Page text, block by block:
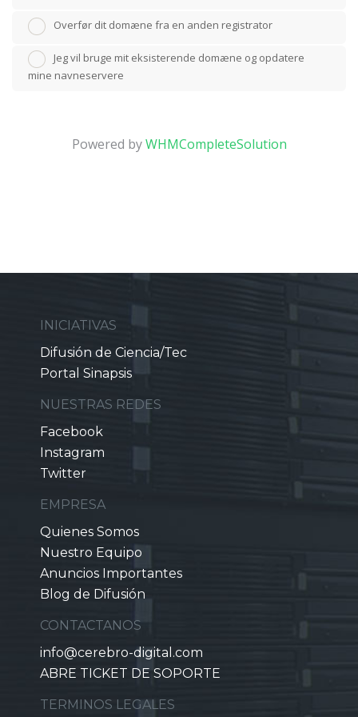
Overfør dit domæne fra en anden registrator
Jeg vil bruge mit eksisterende domæne og opdatere
mine navneservere
Powered byWHMCompleteSolution
INICIATIVAS
Difusión de Ciencia/Tec
Portal Sinapsis
NUESTRAS REDES
Facebook
Instagram
Twitter
EMPRESA
Quienes Somos
Nuestro Equipo
Anuncios Importantes
Blog de Difusión
CONTACTANOS
info@cerebro-digital.com
ABRE TICKET DE SOPORTE
TERMINOS LEGALES